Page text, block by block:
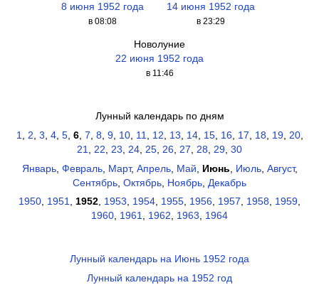
8 июня 1952 года
в 08:08
14 июня 1952 года
в 23:29
Новолуние
22 июня 1952 года
в 11:46
Лунный календарь по дням
1
2 3 4, 5, 6, 7 8 9, 10, 11 12 13 14, 15, 16, 17 18 19, 20,
21
22 23 24 25 26 27 28 29 30
Январь, Февраль, Март, Апрель, Май Июнь Июль, Август,
Сентябрь Октябрь Ноябрь Декабрь
1950, 1951, 1952, 1953, 1954, 1955, 1956, 1957, 1958, 1959,
1960, 1961, 1962, 1963, 1964
Лунный календарь на Июнь 1952 года
Лунный календарь на 1952 год